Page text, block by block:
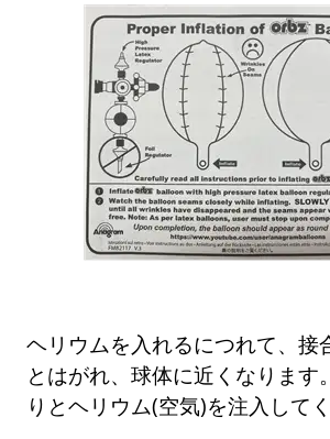
ヘリウムを入れるにつれて、接
とはがれ、球体に近くなります
りとヘリウム(空気)を注入してく